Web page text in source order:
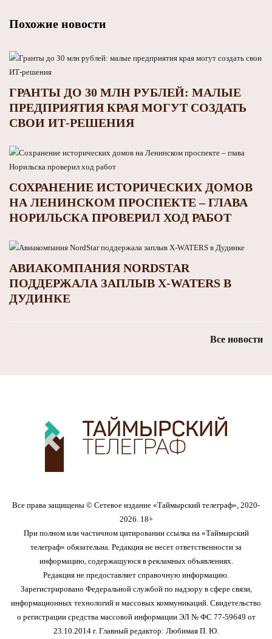
Похожие новости
ГРАНТЫ ДО 30 МЛН РУБЛЕЙ: МАЛЫЕ
ПРЕДПРИЯТИЯ КРАЯ МОГУТ СОЗДАТЬ
СВОИ ИТ‑РЕШЕНИЯ
СОХРАНЕНИЕ ИСТОРИЧЕСКИХ ДОМОВ
НА ЛЕНИНСКОМ ПРОСПЕКТЕ – ГЛАВА
НОРИЛЬСКА ПРОВЕРИЛ ХОД РАБОТ
АВИАКОМПАНИЯ NORDSTAR
ПОДДЕРЖАЛА ЗАПЛЫВ X‑WATERS В
ДУДИНКЕ
Все новости
Все права защищены © Сетевое издание «Таймырский телеграф», 2020-
2026. 18+
При полном или частичном цитировании ссылка на «Таймырский
телеграф» обязательна. Редакция не несет ответственности за
информацию, содержащуюся в рекламных объявлениях.
Редакция не предоставляет справочную информацию.
Зарегистрировано Федеральной службой по надзору в сфере связи,
информационных технологий и массовых коммуникаций. Свидетельство
о регистрации средства массовой информации ЭЛ № ФС 77-59649 от
23.10.2014 г. Главный редактор: Любимая П. Ю.